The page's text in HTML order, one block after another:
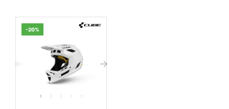
-20%